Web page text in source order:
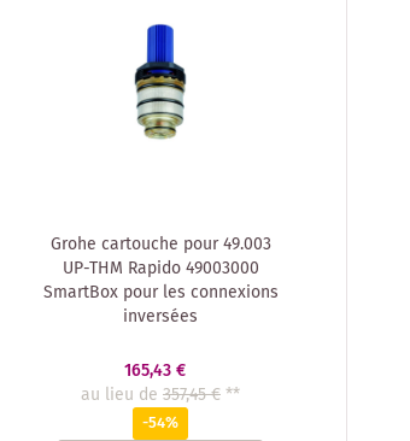
Grohe cartouche pour 49.003
UP-THM Rapido 49003000
SmartBox pour les connexions
inversées
165,43 €
au lieu de 357,45 €**
-54%